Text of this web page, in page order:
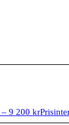
– 9 200 kr